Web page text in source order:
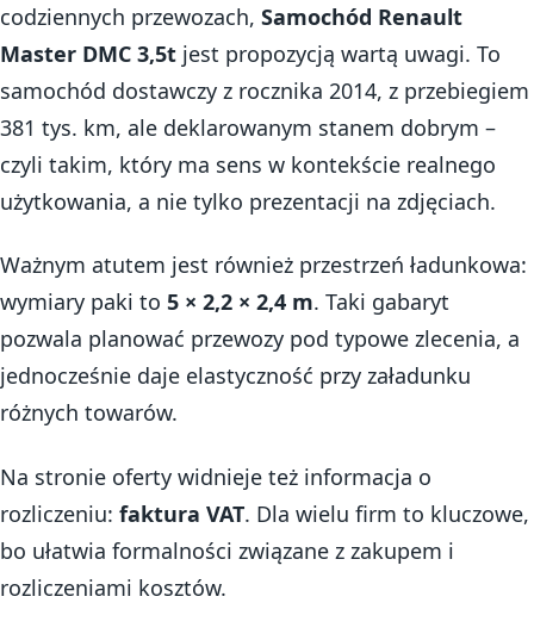
codziennych przewozach, Samochód Renault
Master DMC 3,5t jest propozycją wartą uwagi. To
samochód dostawczy z rocznika 2014, z przebiegiem
381 tys. km, ale deklarowanym stanem dobrym –
czyli takim, który ma sens w kontekście realnego
użytkowania, a nie tylko prezentacji na zdjęciach.
Ważnym atutem jest również przestrzeń ładunkowa:
wymiary paki to 5 × 2,2 × 2,4 m. Taki gabaryt
pozwala planować przewozy pod typowe zlecenia, a
jednocześnie daje elastyczność przy załadunku
różnych towarów.
Na stronie oferty widnieje też informacja o
rozliczeniu: faktura VAT. Dla wielu firm to kluczowe,
bo ułatwia formalności związane z zakupem i
rozliczeniami kosztów.